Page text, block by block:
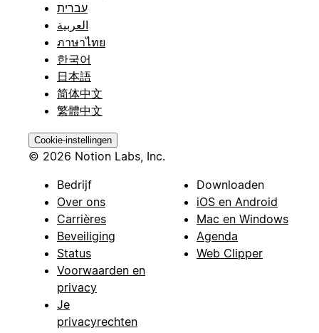
עברית
العربية
ภาษาไทย
한국어
日本語
简体中文
繁體中文
Cookie-instellingen
© 2026 Notion Labs, Inc.
Bedrijf
Over ons
Carrières
Beveiliging
Status
Voorwaarden en
privacy
Je
privacyrechten
Downloaden
iOS en Android
Mac en Windows
Agenda
Web Clipper